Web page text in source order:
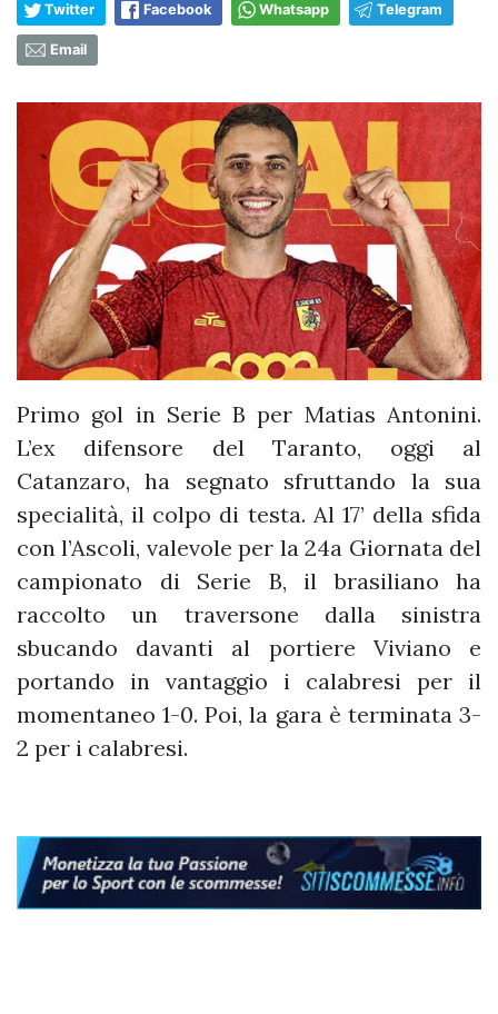
Twitter Facebook Whatsapp Telegram
Email
Primo gol in Serie B per Matias Antonini.
L’ex difensore del Taranto, oggi al
Catanzaro, ha segnato sfruttando la sua
specialità, il colpo di testa. Al 17’ della sfida
con l’Ascoli, valevole per la 24a Giornata del
campionato di Serie B, il brasiliano ha
raccolto un traversone dalla sinistra
sbucando davanti al portiere Viviano e
portando in vantaggio i calabresi per il
momentaneo 1-0. Poi, la gara è terminata 3-
2 per i calabresi.